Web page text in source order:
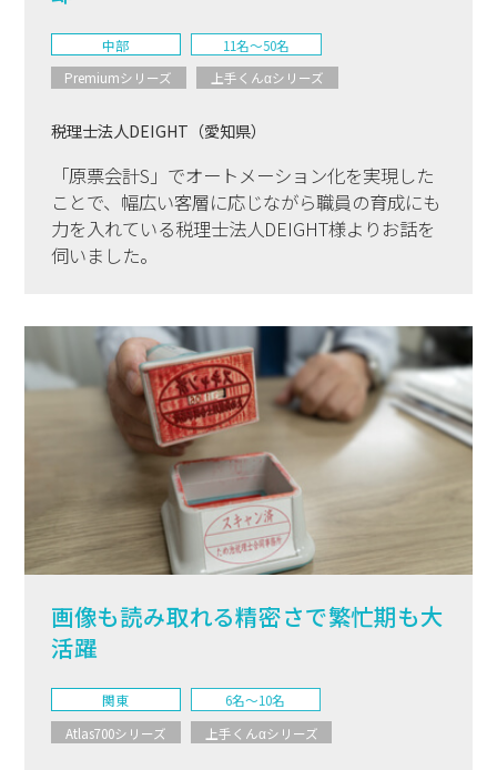
中部
11名〜50名
Premiumシリーズ
上手くんαシリーズ
税理士法人DEIGHT（愛知県）
「原票会計S」でオートメーション化を実現した
ことで、幅広い客層に応じながら職員の育成にも
力を入れている税理士法人DEIGHT様よりお話を
伺いました。
画像も読み取れる精密さで繁忙期も大
活躍
関東
6名〜10名
Atlas700シリーズ
上手くんαシリーズ